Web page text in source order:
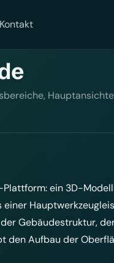
Kontakt
ein 3D-
Gebäudestruktur,
den Aufbau der